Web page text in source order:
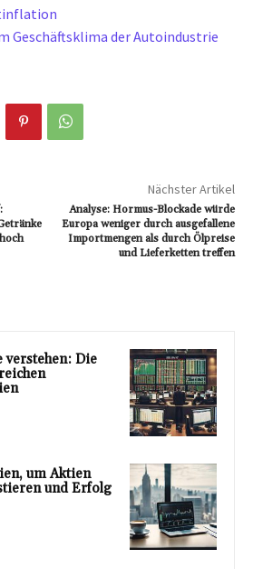
Geschäftsklima der Autoindustrie
Nächster Artikel
Analyse: Hormus-Blockade würde
Europa weniger durch ausgefallene
Importmengen als durch Ölpreise
und Lieferketten treffen
verstehen: Die
um Aktien
und Erfolg